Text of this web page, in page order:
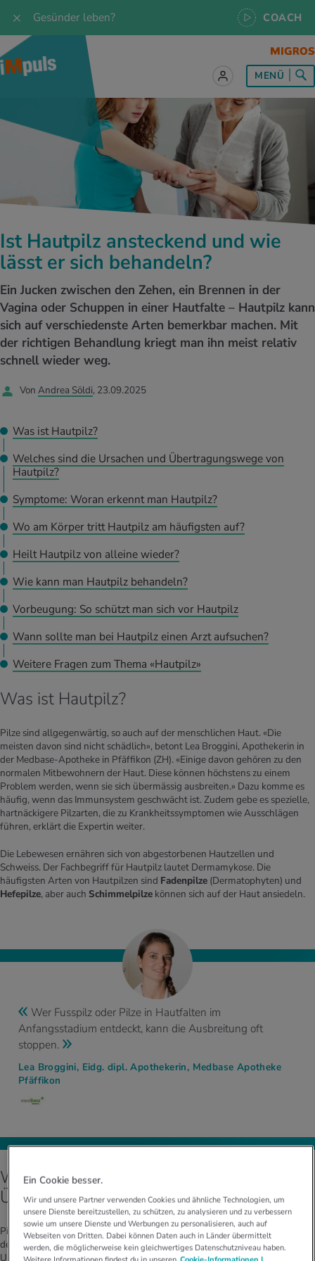
Gesünder leben? COACH
zum Thema Ernährung
Essen
& Intoleranzen
THEMEN IM BEREICH ERNÄHRUNG
BMI berechnen
Personal Health Coaching
zum Thema Bewegung
& Jogging
& Outdoor
Biken
Kalorienverbrauch berechnen
zum Thema Entspannung
im Alltag
Life Balance
Glücklich sein
zum Thema Medizin
im Alltag
THEMEN IM BEREICH MEDIZIN
Mund- & Zahnpflege
Personal Health Coaching
zum Thema Services
Test & Quizze
iMpuls
THEMEN IM BEREICH SERVICES
Angebote
Tools, Test & Quizze
MENÜ
Ist Hautpilz ansteckend und wie
lässt er sich behandeln?
Ein Jucken zwischen den Zehen, ein Brennen in der
Vagina oder Schuppen in einer Hautfalte – Hautpilz kann
sich auf verschiedenste Arten bemerkbar machen. Mit
der richtigen Behandlung kriegt man ihn meist relativ
schnell wieder weg.
Von Andrea Söldi, 23.09.2025
Was ist Hautpilz?
Welches sind die Ursachen und Übertragungswege von
Hautpilz?
Symptome: Woran erkennt man Hautpilz?
Wo am Körper tritt Hautpilz am häufigsten auf?
Heilt Hautpilz von alleine wieder?
Wie kann man Hautpilz behandeln?
Vorbeugung: So schützt man sich vor Hautpilz
Wann sollte man bei Hautpilz einen Arzt aufsuchen?
Weitere Fragen zum Thema «Hautpilz»
Was ist Hautpilz?
Pilze sind allgegenwärtig, so auch auf der menschlichen Haut. «Die
meisten davon sind nicht schädlich», betont Lea Broggini, Apothekerin in
der Medbase-Apotheke in Pfäffikon (ZH). «Einige davon gehören zu den
normalen Mitbewohnern der Haut. Diese können höchstens zu einem
Problem werden, wenn sie sich übermässig ausbreiten.» Dazu komme es
häufig, wenn das Immunsystem geschwächt ist. Zudem gebe es spezielle,
hartnäckigere Pilzarten, die zu Krankheitssymptomen wie Ausschlägen
führen, erklärt die Expertin weiter.
Die Lebewesen ernähren sich von abgestorbenen Hautzellen und
Schweiss. Der Fachbegriff für Hautpilz lautet Dermamykose. Die
häufigsten Arten von Hautpilzen sind Fadenpilze (Dermatophyten) und
Hefepilze, aber auch Schimmelpilze können sich auf der Haut ansiedeln.
Wer Fusspilz oder Pilze in Hautfalten im
Anfangsstadium entdeckt, kann die Ausbreitung oft
stoppen.
Lea Broggini, Eidg. dipl. Apothekerin, Medbase Apotheke
Pfäffikon
Welches sind die Ursachen und
Übertragungswege von Hautpilz?
Pilze lieben ein feuchtwarmes Klima. «Luftundurchlässige Schuhe, in
denen die Füsse schwitzen, Hallenbäder, Babywindeln oder enge
Unterhosen sind deshalb ideale Umgebungen für die Ausbreitung von
Ein Cookie besser.
Wir und unsere Partner verwenden Cookies und ähnliche Technologien, um
unsere Dienste bereitzustellen, zu schützen, zu analysieren und zu verbessern
sowie um unsere Dienste und Werbungen zu personalisieren, auch auf
Webseiten von Dritten. Dabei können Daten auch in Länder übermittelt
werden, die möglicherweise kein gleichwertiges Datenschutzniveau haben.